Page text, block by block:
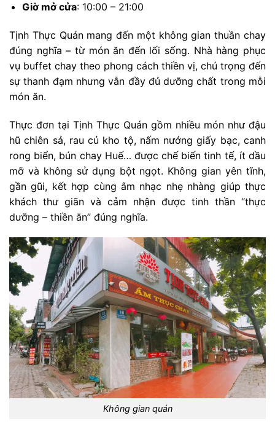
Giờ mở cửa: 10:00 – 21:00
Tịnh Thực Quán mang đến một không gian thuần chay
đúng nghĩa – từ món ăn đến lối sống. Nhà hàng phục
vụ buffet chay theo phong cách thiền vị, chú trọng đến
sự thanh đạm nhưng vẫn đầy đủ dưỡng chất trong mỗi
món ăn.
Thực đơn tại Tịnh Thực Quán gồm nhiều món như đậu
hũ chiên sả, rau củ kho tộ, nấm nướng giấy bạc, canh
rong biển, bún chay Huế… được chế biến tinh tế, ít dầu
mỡ và không sử dụng bột ngọt. Không gian yên tĩnh,
gần gũi, kết hợp cùng âm nhạc nhẹ nhàng giúp thực
khách thư giãn và cảm nhận được tinh thần “thực
dưỡng – thiền ăn” đúng nghĩa.
Không gian quán